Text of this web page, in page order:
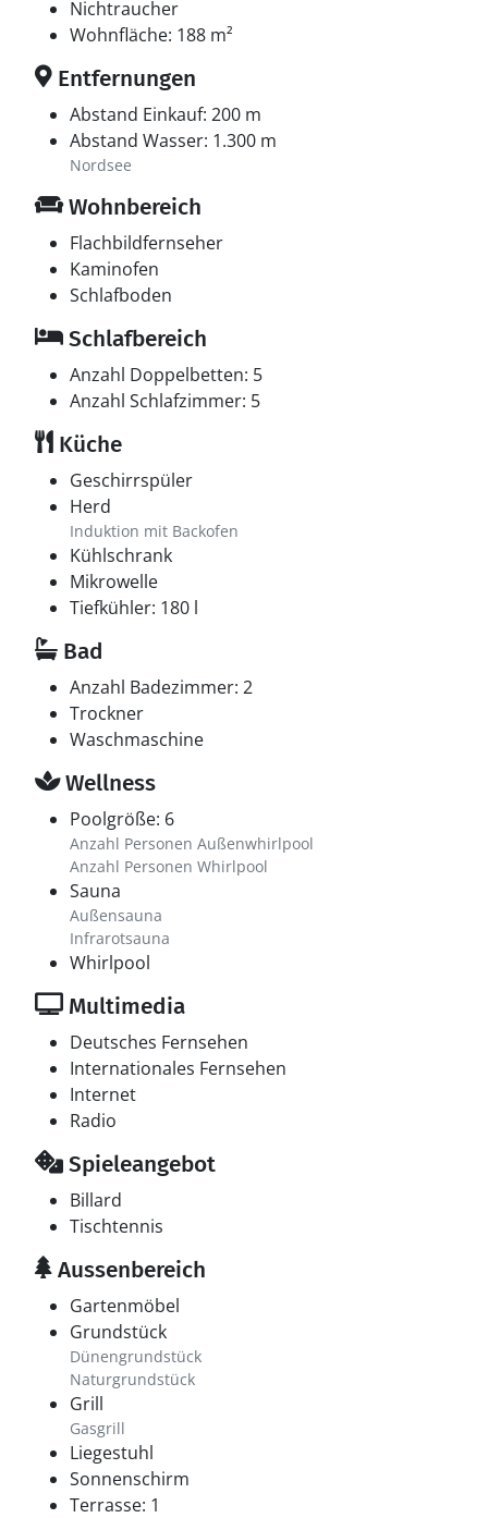
Nichtraucher
Wohnfläche: 188 m²
Entfernungen
Abstand Einkauf: 200 m
Abstand Wasser: 1.300 m
Nordsee
Wohnbereich
Flachbildfernseher
Kaminofen
Schlafboden
Schlafbereich
Anzahl Doppelbetten: 5
Anzahl Schlafzimmer: 5
Küche
Geschirrspüler
Herd
Induktion mit Backofen
Kühlschrank
Mikrowelle
Tiefkühler: 180 l
Bad
Anzahl Badezimmer: 2
Trockner
Waschmaschine
Wellness
Poolgröße: 6
Anzahl Personen Außenwhirlpool
Anzahl Personen Whirlpool
Sauna
Außensauna
Infrarotsauna
Whirlpool
Multimedia
Deutsches Fernsehen
Internationales Fernsehen
Internet
Radio
Spieleangebot
Billard
Tischtennis
Aussenbereich
Gartenmöbel
Grundstück
Dünengrundstück
Naturgrundstück
Grill
Gasgrill
Liegestuhl
Sonnenschirm
Terrasse: 1